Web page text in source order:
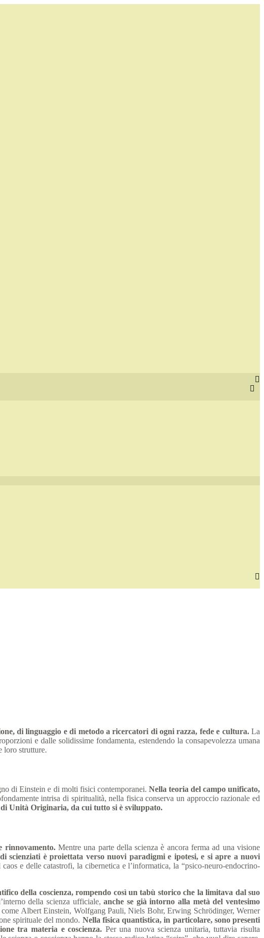
di linguaggio e di metodo a ricercatori di ogni razza, fede e cultura.La
e dalle solidissime fondamenta, estendendo la consapevolezza umana
loro strutture.
di Einstein e di molti fisici contemporanei. Nella teoria del campo unificato,
intrisa di spiritualità, nella fisica conserva un approccio razionale ed
Unità Originaria, da cui tutto si è sviluppato.
rinnovamento.Mentre una parte della scienza è ancora ferma ad una visione
scienziati è proiettata verso nuovi paradigmi e ipotesi, e si apre a nuovi
e delle catastrofi, la cibernetica e l’informatica, la “psico-neuro-endocrino-
della coscienza, rompendo così un tabù storico che la limitava dal suo
della scienza ufficiale,anche se già intorno alla metà del ventesimo
Albert Einstein, Wolfgang Pauli, Niels Bohr, Erwing Schrödinger, Werner
spirituale del mondo. Nella fisica quantistica, in particolare, sono presenti
tra materia e coscienza. Per una nuova scienza unitaria, tuttavia risulta